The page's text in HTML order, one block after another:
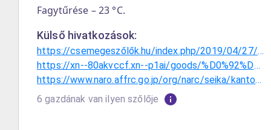
Fagytűrése – 23 °C.
Külső hivatkozások:
https://csemegeszőlők.hu/index.php/2019/04/27/mario/
https://xn--80akvccf.xn--p1ai/goods/%D0%92%D0%B8%D0%BD%D0%BE%D0%B3%D1%80%D0%B0%D0%B4-quot-%D0%9C%D0%B0%D1%80%D0%B8%D0%BE-quot
https://www.naro.affrc.go.jp/org/narc/seika/kanto13/02/narc0102b01.html
6 gazdának van ilyen szőlője